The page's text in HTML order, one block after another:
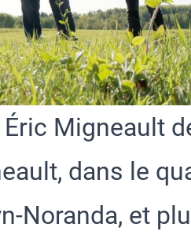
Migneault
dans le
Noranda, et